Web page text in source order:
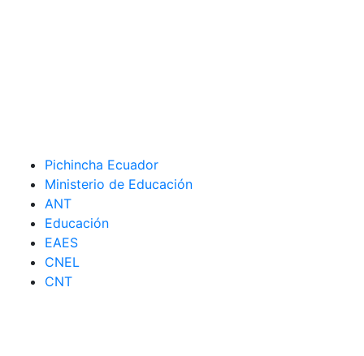
Pichincha Ecuador
Ministerio de Educación
ANT
Educación
EAES
CNEL
CNT